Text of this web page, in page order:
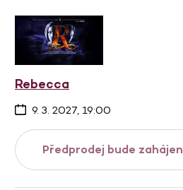
Rebecca
9. 3. 2027, 19:00
Předprodej bude zahájen